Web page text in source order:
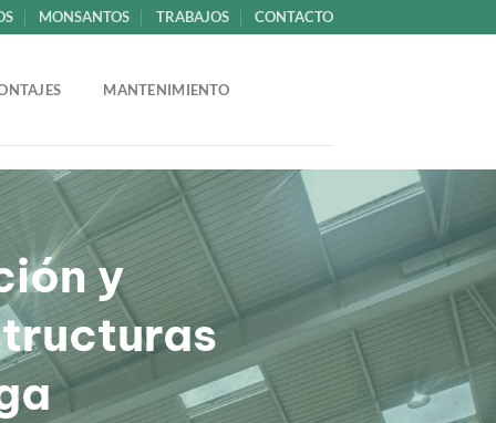
MONSANTOS TRABAJOS CONTACTO
MANTENIMIENTO
y